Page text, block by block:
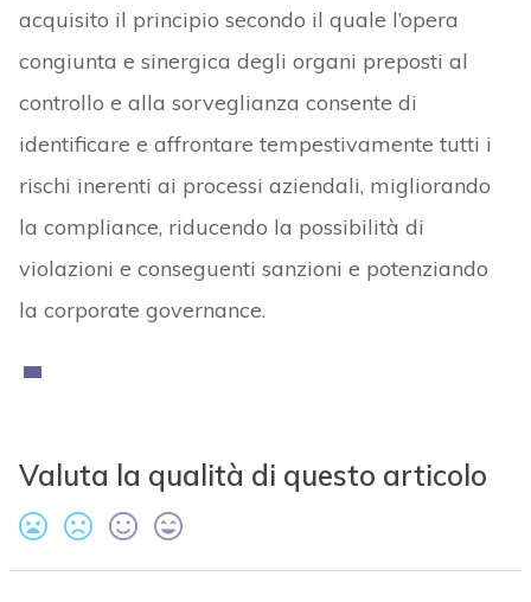
acquisito il principio secondo il quale l’opera
congiunta e sinergica degli organi preposti al
controllo e alla sorveglianza consente di
identificare e affrontare tempestivamente tutti i
rischi inerenti ai processi aziendali, migliorando
la compliance, riducendo la possibilità di
violazioni e conseguenti sanzioni e potenziando
la corporate governance.
Valuta la qualità di questo articolo